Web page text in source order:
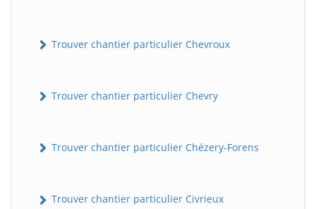
Trouver chantier particulier Chevroux
Trouver chantier particulier Chevry
Trouver chantier particulier Chézery-Forens
Trouver chantier particulier Civrieux